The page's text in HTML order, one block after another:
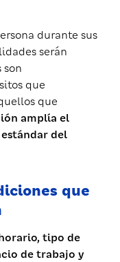
durante sus
serán
son
que
que
amplía el
del
que
tipo de
de trabajo y